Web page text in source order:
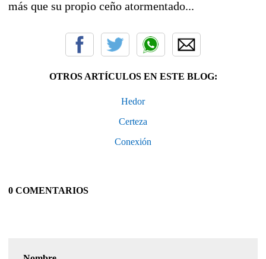
más que su propio ceño atormentado...
OTROS ARTÍCULOS EN ESTE BLOG:
Hedor
Certeza
Conexión
0 COMENTARIOS